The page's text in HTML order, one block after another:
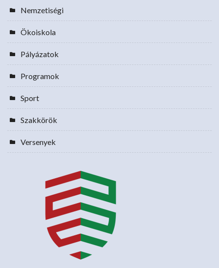
Nemzetiségi
Ökoiskola
Pályázatok
Programok
Sport
Szakkörök
Versenyek